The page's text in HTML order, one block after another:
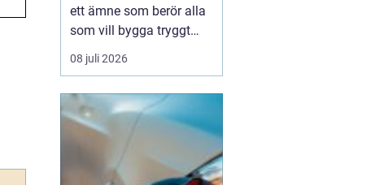
ett ämne som berör alla
som vill bygga tryggt
och långsiktigt nära
havet. Närheten till
och bergig terräng ställer
höga krav på både p...
08 juli 2026